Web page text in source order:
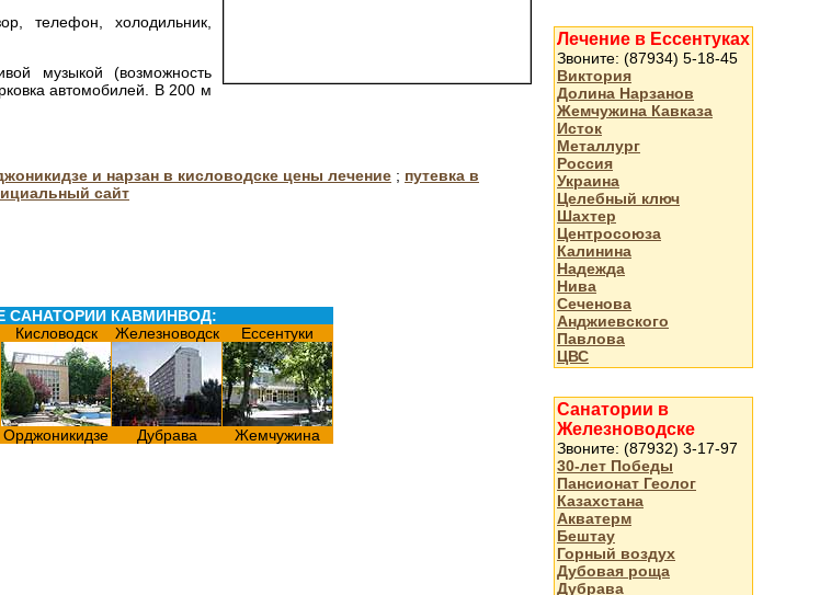
телефон, холодильник,
музыкой (возможность
автомобилей. В 200 м
и нарзан в кисловодске цены лечение ; путевка в
сайт
САНАТОРИИ КАВМИНВОД:
Кисловодск Железноводск Ессентуки
Орджоникидзе Дубрава Жемчужина
Лечение в Ессентуках
Звоните: (87934) 5-18-45
Виктория
Долина Нарзанов
Жемчужина Кавказа
Исток
Металлург
Россия
Украина
Целебный ключ
Шахтер
Центросоюза
Калинина
Надежда
Нива
Сеченова
Анджиевского
Павлова
ЦВС
Санатории в
Железноводске
Звоните: (87932) 3-17-97
30-лет Победы
Пансионат Геолог
Казахстана
Акватерм
Бештау
Горный воздух
Дубовая роща
Дубрава